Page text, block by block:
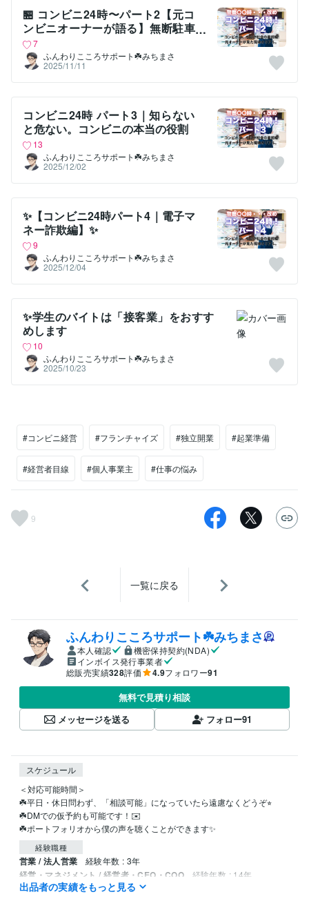
🏪 コンビニ24時〜パート2【元コ
ンビニオーナーが語る】無断駐車
のリアル🚗💨
7
ふんわりこころサポート☘️みちまさ
2025/11/11
コンビニ24時 パート3｜知らない
と危ない。コンビニの本当の役割
13
ふんわりこころサポート☘️みちまさ
2025/12/02
✨【コンビニ24時パート4｜電子マ
ネー詐欺編】✨
9
ふんわりこころサポート☘️みちまさ
2025/12/04
✨学生のバイトは「接客業」をおすす
めします
10
ふんわりこころサポート☘️みちまさ
2025/10/23
#コンビニ経営 #フランチャイズ #独立開業 #起業準備
#経営者目線 #個人事業主 #仕事の悩み
9
一覧に戻る
ふんわりこころサポート☘️みちまさ
本人確認
機密保持契約(NDA)
インボイス発行事業者
総販売実績328評価 4.9フォロワー91
無料で見積り相談
メッセージを送る
フォロー91
スケジュール
＜対応可能時間＞
☘️平日・休日問わず、「相談可能」になっていたら遠慮なくどうぞ⭐︎
☘️DMでの仮予約も可能です！✉️
☘️ポートフォリオから僕の声を聴くことができます✨
経験職種
営業 / 法人営業 経験年数 : 3年
経営・マネジメント / 経営者・CEO・COO 経験年数 : 14年
経営・マネジメント / 経営企画・経営戦略
出品者の実績をもっと見る